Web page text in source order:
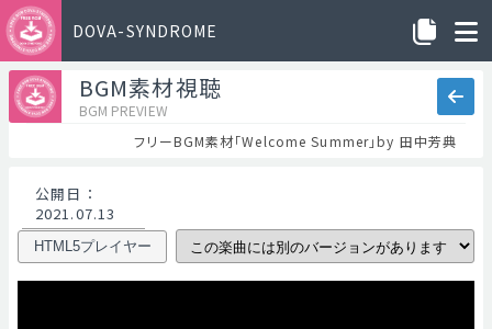
DOVA-SYNDROME
BGM素材視聴
BGM PREVIEW
フリーBGM素材「Welcome Summer」by 田中芳典
公開日 ：
2021.07.13
HTML5プレイヤー